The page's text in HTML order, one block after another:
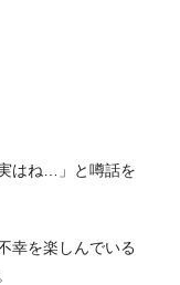
はね…」と噂話を
幸を楽しんでいる